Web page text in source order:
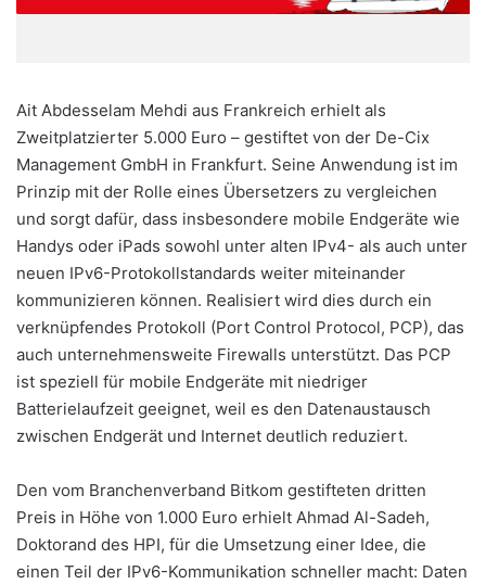
Ait Abdesselam Mehdi aus Frankreich erhielt als
Zweitplatzierter 5.000 Euro – gestiftet von der De-Cix
Management GmbH in Frankfurt. Seine Anwendung ist im
Prinzip mit der Rolle eines Übersetzers zu vergleichen
und sorgt dafür, dass insbesondere mobile Endgeräte wie
Handys oder iPads sowohl unter alten IPv4- als auch unter
neuen IPv6-Protokollstandards weiter miteinander
kommunizieren können. Realisiert wird dies durch ein
verknüpfendes Protokoll (Port Control Protocol, PCP), das
auch unternehmensweite Firewalls unterstützt. Das PCP
ist speziell für mobile Endgeräte mit niedriger
Batterielaufzeit geeignet, weil es den Datenaustausch
zwischen Endgerät und Internet deutlich reduziert.
Den vom Branchenverband Bitkom gestifteten dritten
Preis in Höhe von 1.000 Euro erhielt Ahmad Al-Sadeh,
Doktorand des HPI, für die Umsetzung einer Idee, die
einen Teil der IPv6-Kommunikation schneller macht: Daten